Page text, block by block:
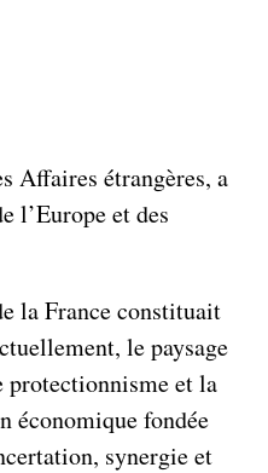
Affaires étrangères, a
l’Europe et des
la France constituait
le paysage
protectionnisme et la
économique fondée
synergie et